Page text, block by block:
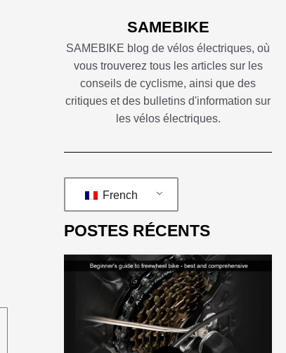
SAMEBIKE
SAMEBIKE blog de vélos électriques, où
vous trouverez tous les articles sur les
conseils de cyclisme, ainsi que des
critiques et des bulletins d'information sur
les vélos électriques.
French
POSTES RÉCENTS